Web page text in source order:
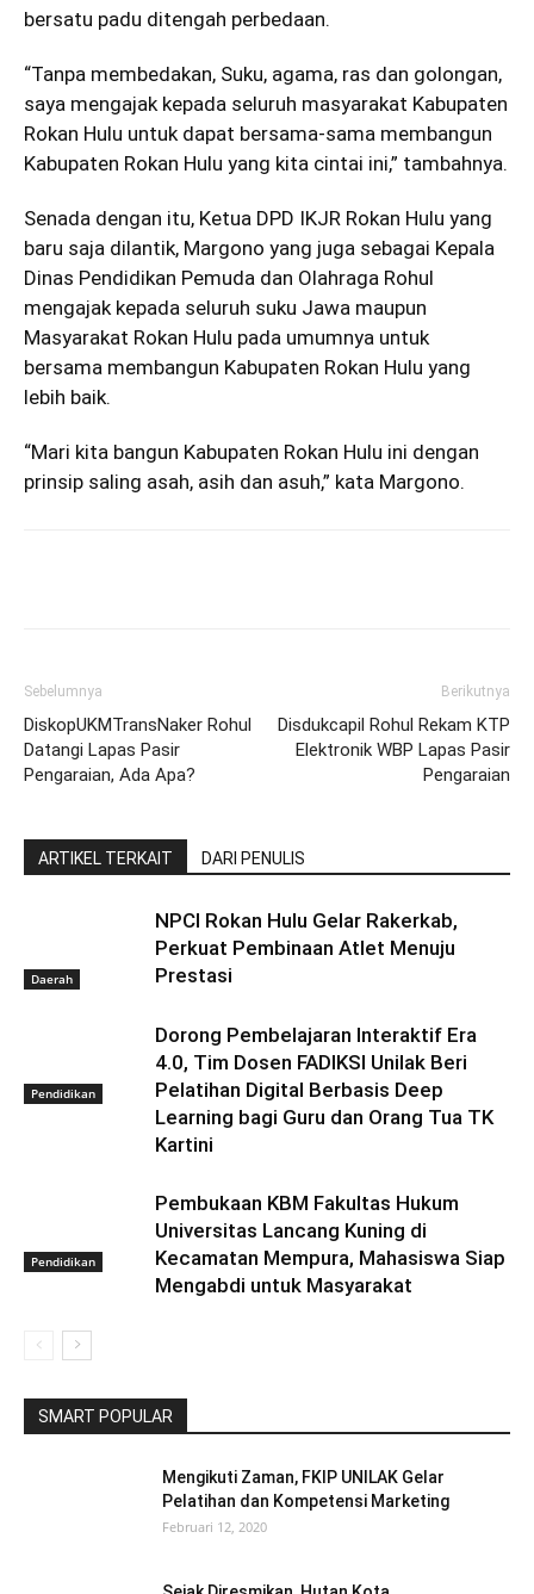
bersatu padu ditengah perbedaan.
“Tanpa membedakan, Suku, agama, ras dan golongan,
saya mengajak kepada seluruh masyarakat Kabupaten
Rokan Hulu untuk dapat bersama-sama membangun
Kabupaten Rokan Hulu yang kita cintai ini,” tambahnya.
Senada dengan itu, Ketua DPD IKJR Rokan Hulu yang
baru saja dilantik, Margono yang juga sebagai Kepala
Dinas Pendidikan Pemuda dan Olahraga Rohul
mengajak kepada seluruh suku Jawa maupun
Masyarakat Rokan Hulu pada umumnya untuk
bersama membangun Kabupaten Rokan Hulu yang
lebih baik.
“Mari kita bangun Kabupaten Rokan Hulu ini dengan
prinsip saling asah, asih dan asuh,” kata Margono.
Sebelumnya
DiskopUKMTransNaker Rohul
Datangi Lapas Pasir
Pengaraian, Ada Apa?
Berikutnya
Disdukcapil Rohul Rekam KTP
Elektronik WBP Lapas Pasir
Pengaraian
ARTIKEL TERKAIT DARI PENULIS
Daerah
NPCI Rokan Hulu Gelar Rakerkab,
Perkuat Pembinaan Atlet Menuju
Prestasi
Pendidikan
Dorong Pembelajaran Interaktif Era
4.0, Tim Dosen FADIKSI Unilak Beri
Pelatihan Digital Berbasis Deep
Learning bagi Guru dan Orang Tua TK
Kartini
Pendidikan
Pembukaan KBM Fakultas Hukum
Universitas Lancang Kuning di
Kecamatan Mempura, Mahasiswa Siap
Mengabdi untuk Masyarakat
SMART POPULAR
Mengikuti Zaman, FKIP UNILAK Gelar
Pelatihan dan Kompetensi Marketing
Februari 12, 2020